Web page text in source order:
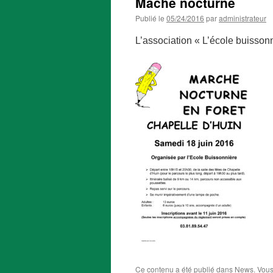
Publié le 05/24/2016 paradministrateur
L’association « L’école
Ce contenu a été publié dans News.